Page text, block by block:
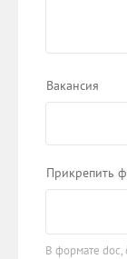
Вакансия
Прикрепить
В формате doc,